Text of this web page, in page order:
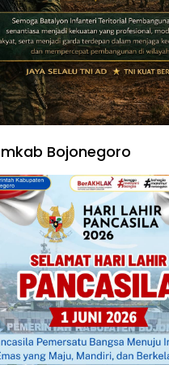
Bojonegoro